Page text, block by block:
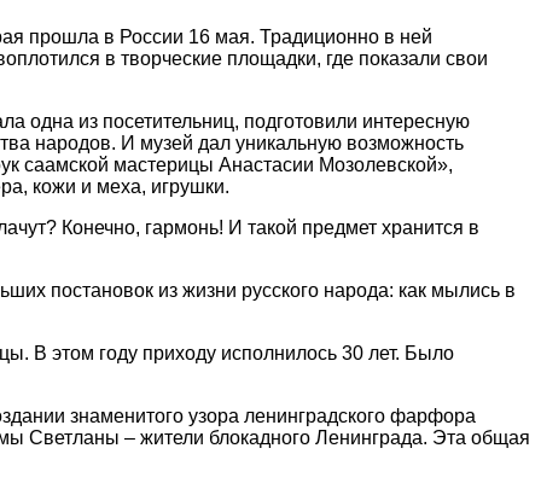
прошла в России 16 мая. Традиционно в ней
в творческие площадки, где показали свои
одна из посетительниц, подготовили интересную
народов. И музей дал уникальную возможность
саамской мастерицы Анастасии Мозолевской»,
кожи и меха, игрушки.
Конечно, гармонь! И такой предмет хранится в
постановок из жизни русского народа: как мылись в
В этом году приходу исполнилось 30 лет. Было
знаменитого узора ленинградского фарфора
Светланы – жители блокадного Ленинграда. Эта общая